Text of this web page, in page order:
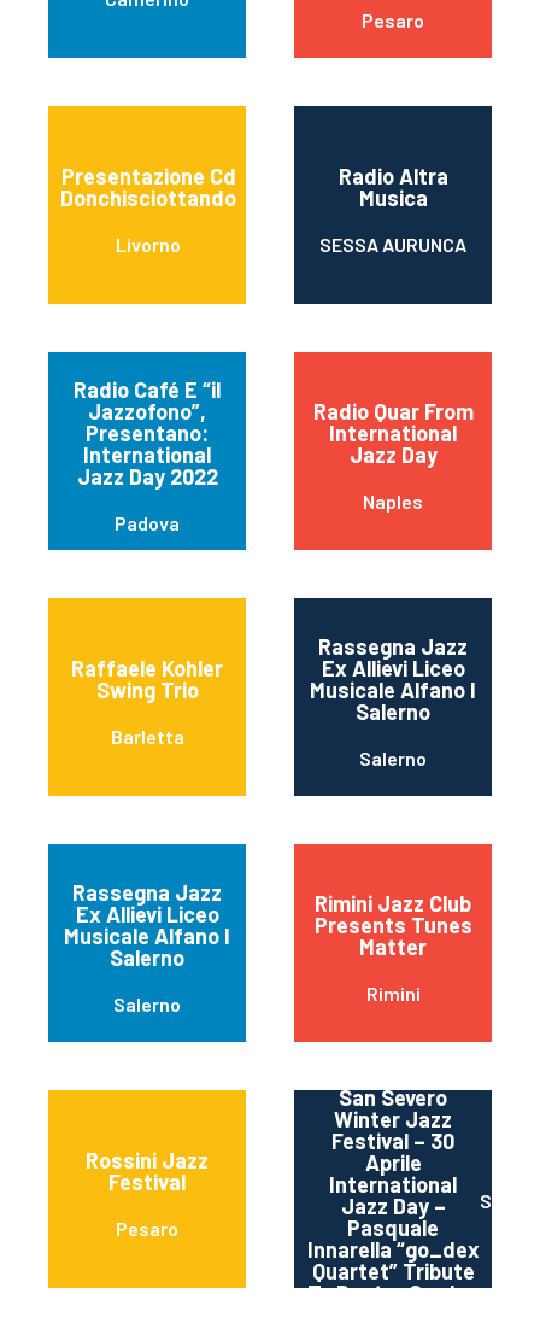
Pesaro
Presentazione Cd
Donchisciottando
Livorno
Radio Altra
Musica
SESSA AURUNCA
Radio Café E “il
Jazzofono”,
Presentano:
International
Jazz Day 2022
Padova
Radio Quar From
International
Jazz Day
Naples
Raffaele Kohler
Swing Trio
Barletta
Rassegna Jazz
Ex Allievi Liceo
Musicale Alfano I
Salerno
Salerno
Rassegna Jazz
Ex Allievi Liceo
Musicale Alfano I
Salerno
Salerno
Rimini Jazz Club
Presents Tunes
Matter
Rimini
Rossini Jazz
Festival
Pesaro
San Severo
Winter Jazz
Festival – 30
Aprile
International
Jazz Day –
Pasquale
Innarella “go_dex
Quartet” Tribute
To Dexter Gordon
San